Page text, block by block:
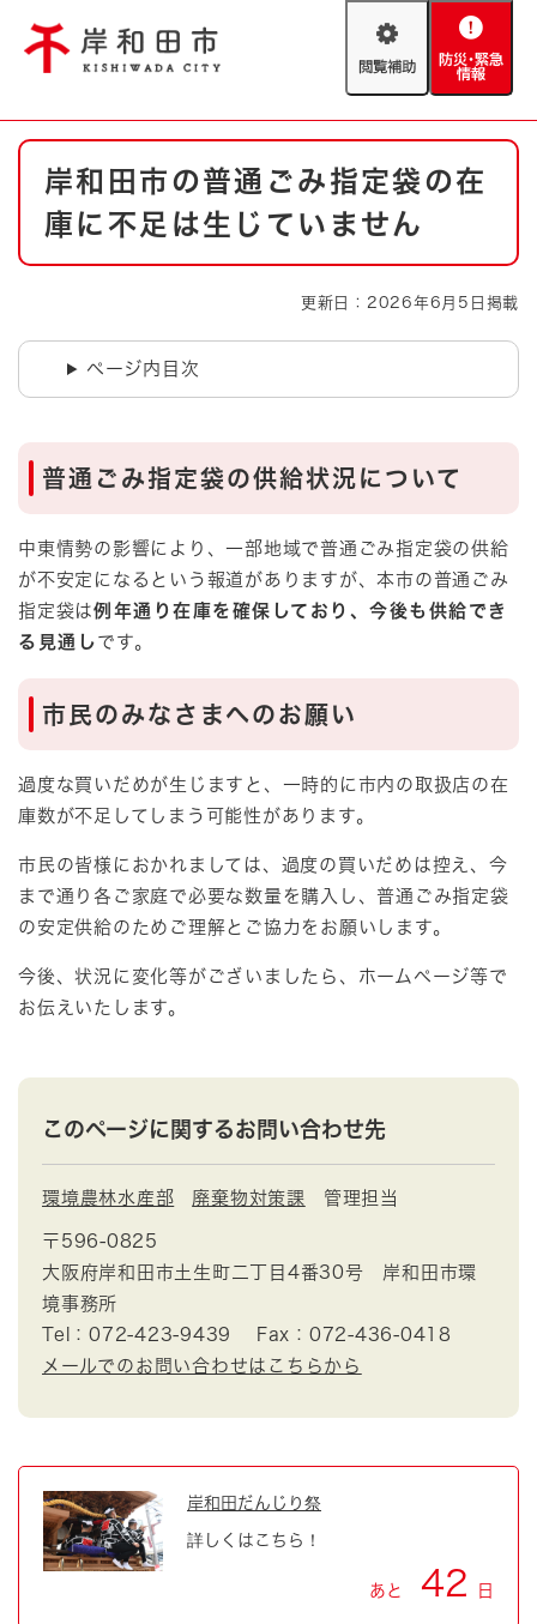
閲
助
防
緊
情
やさしい日本語
防災・緊急情報 救急・消防
ハザードマップ AED設置箇所
本
岸和田市の普通ごみ指定袋の在
庫に不足は生じていません
更新日：2026年6月5日掲載
ページ内目次
普通ごみ​指定袋の供給状況について
中東情勢の影響により、一部地域で普通ごみ指定袋の供給
が不安定になるという報道がありますが、本市の普通ごみ
指定袋は例年通り在庫を確保しており、今後も供給でき
る見通し です。
市民のみなさまへのお願い
過度な買いだめが生じますと、一時的に市内の取扱店の在
庫数が不足してしまう可能性があります。
市民の皆様におかれましては、過度の買いだめは控え、今
まで通り各ご家庭で必要な数量を購入し、普通ごみ指定袋
の安定供給のためご理解とご協力をお願いします。
今後、状況に変化等がございましたら、ホームページ等で
お伝えいたします。
このページに関するお問い合わせ先
環境農林水産部 廃棄物対策課 管理担当
〒596-0825
大阪府岸和田市土生町二丁目4番30号 岸和田市環
境事務所
Tel：072-423-9439
Fax：072-436-0418
メールでのお問い合わせはこちらから
岸和田だんじり祭
詳しくはこちら！
あと 42 日